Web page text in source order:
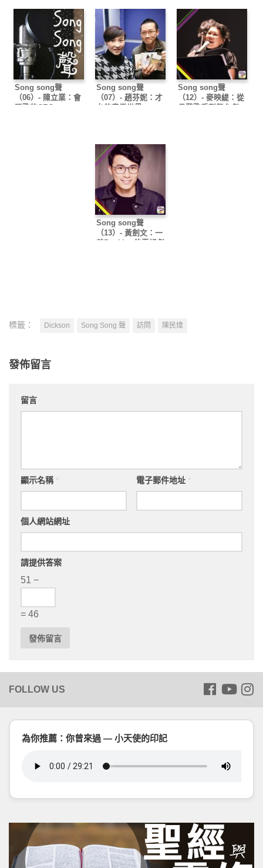
Song song聲
（06）- 陳立業：會
唱歌的CEO
Song song聲
（07）- 趙芬妮：才
女的音樂世界
Song song聲
（12）- 麥映緹：從
長凳歌后到舞台劇
Song song聲
（13）- 黃劍文：一
首Busking的電視劇
標籤： Dickson Song Song 聲 訪問 陳民煒
發佈留言
留言
顯示名稱 電子郵件地址
個人網站網址
請提供答案
51 −
= 46
為你推薦：你曾來過 — 小天使的印記